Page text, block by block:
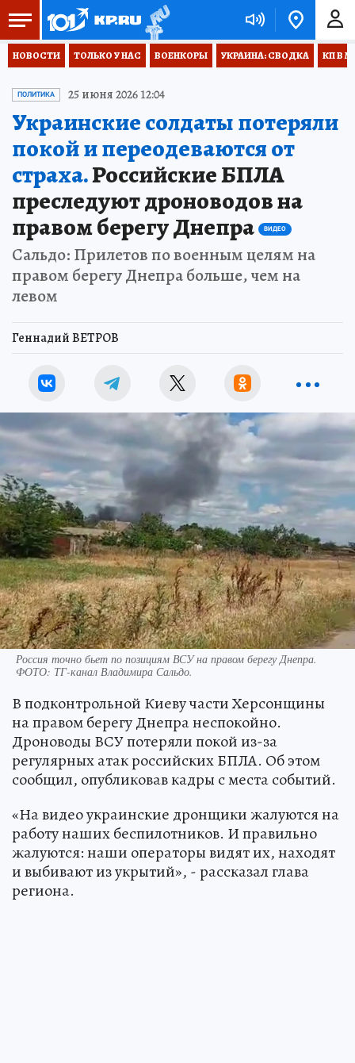
НОВОСТИ ТОЛЬКО У НАС ВОЕНКОРЫ УКРАИНА: СВОДКА КП В
ПОЛИТИКА 25 июня 2026 12:04
Украинские солдаты потеряли
покой и переодеваются от
страха.Российские БПЛА
преследуют дроноводов на
правом берегу Днепра
ВИДЕО
Сальдо: Прилетов по военным целям на
правом берегу Днепра больше, чем на
левом
Геннадий ВЕТРОВ
Россия точно бьет по позициям ВСУ на правом берегу Днепра.
ФОТО: ТГ-канал Владимира Сальдо.
В подконтрольной Киеву части Херсонщины
на правом берегу Днепра неспокойно.
Дроноводы ВСУ потеряли покой из-за
регулярных атак российских БПЛА. Об этом
сообщил, опубликовав кадры с места событий.
«На видео украинские дронщики жалуются на
работу наших беспилотников. И правильно
жалуются: наши операторы видят их, находят
и выбивают из укрытий», - рассказал глава
региона.